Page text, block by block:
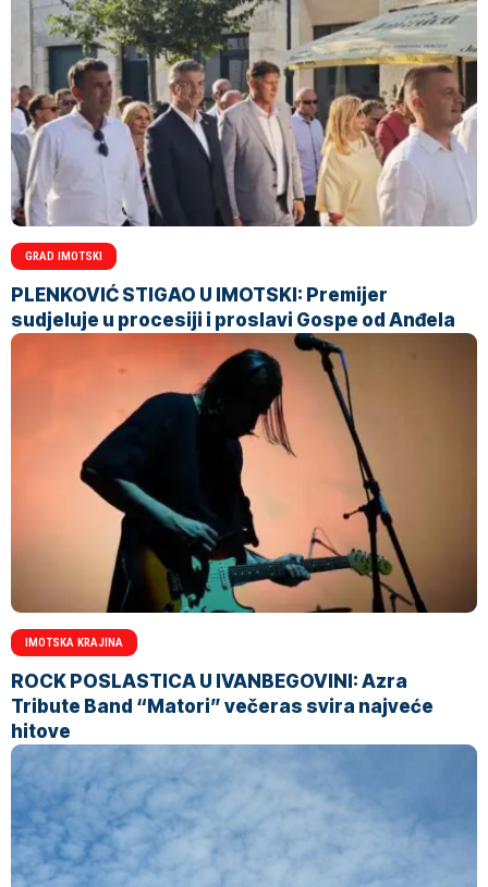
GRAD IMOTSKI
PLENKOVIĆ STIGAO U IMOTSKI: Premijer
sudjeluje u procesiji i proslavi Gospe od Anđela
IMOTSKA KRAJINA
ROCK POSLASTICA U IVANBEGOVINI: Azra
Tribute Band “Matori” večeras svira najveće
hitove